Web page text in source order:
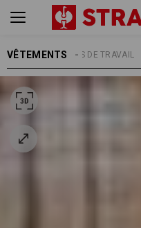
VÊTEMENTSPANTALONS DE TRAVAIL